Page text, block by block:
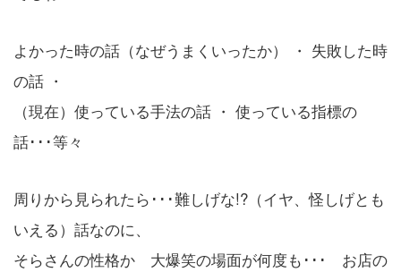
よかった時の話（なぜうまくいったか） ・ 失敗した時
の話 ・
（現在）使っている手法の話 ・ 使っている指標の
話･･･等々
周りから見られたら･･･難しげな!?（イヤ、怪しげとも
いえる）話なのに、
そらさんの性格か 大爆笑の場面が何度も･･･ お店の